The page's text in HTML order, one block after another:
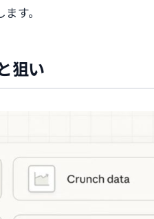
す。
狙い